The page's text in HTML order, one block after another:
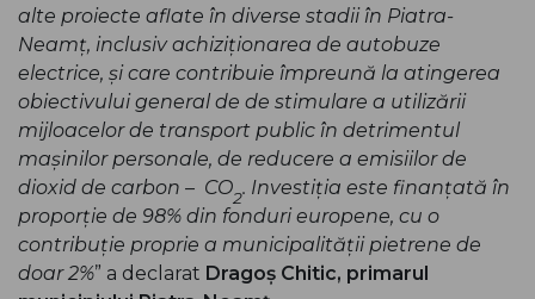
alte proiecte aflate în diverse stadii în Piatra-
Neamț, inclusiv achiziționarea de autobuze
electrice, și care contribuie împreună la atingerea
obiectivului general de de stimulare a utilizării
mijloacelor de transport public în detrimentul
mașinilor personale, de reducere a emisiilor de
dioxid de carbon – CO2. Investiția este finanțată în
proporție de 98% din fonduri europene, cu o
contribuție proprie a municipalității pietrene de
doar 2%” a declarat Dragoș Chitic, primarul